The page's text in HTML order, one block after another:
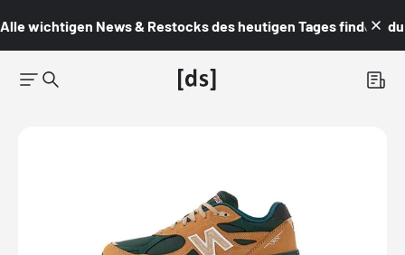
Alle wichtigen News & Restocks des heutigen Tages findest du